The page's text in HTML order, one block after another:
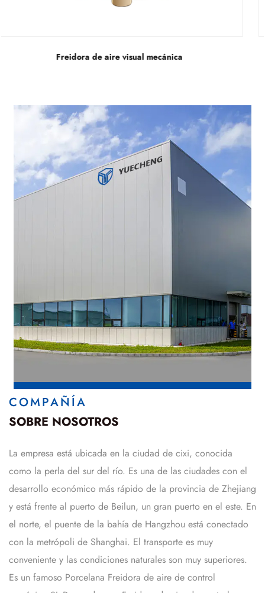
Freidora de aire invisible mecánica
COMPAÑÍA
SOBRE NOSOTROS
La empresa está ubicada en la ciudad de cixi, conocida
como la perla del sur del río. Es una de las ciudades con el
desarrollo económico más rápido de la provincia de Zhejiang
y está frente al puerto de Beilun, un gran puerto en el este. En
el norte, el puente de la bahía de Hangzhou está conectado
con la metrópoli de Shanghai. El transporte es muy
conveniente y las condiciones naturales son muy superiores.
Es un famoso Porcelana Freidora de aire de control